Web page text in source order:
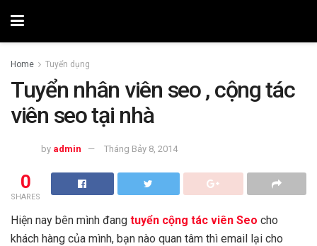
Home Tuyển dụng
Tuyển nhân viên seo , cộng tác
viên seo tại nhà
by admin Tháng Bảy 8, 2014
0
SHARES
Hiện nay bên mình đang tuyển cộng tác viên Seo cho
khách hàng của mình, bạn nào quan tâm thì email lại cho